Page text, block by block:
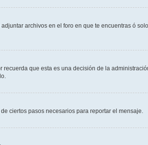
archivos en el foro en que te encuentras ó
que esta es una decisión de la
ciertos pasos necesarios para reportar el mensaje.